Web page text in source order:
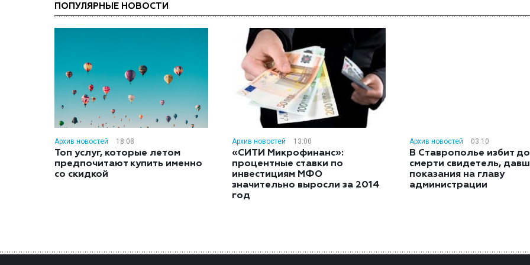
ПОПУЛЯРНЫЕ НОВОСТИ
Архив новостей 18:08
Топ услуг, которые летом
предпочитают купить именно
со скидкой
Архив новостей 13:00
«СИТИ Микрофинанс»:
процентные ставки по
инвестициям МФО
значительно выросли за 2014
год
Архив новостей 03:10
В Ставрополье избит до
смерти свидетель,
показания на главу
администрации